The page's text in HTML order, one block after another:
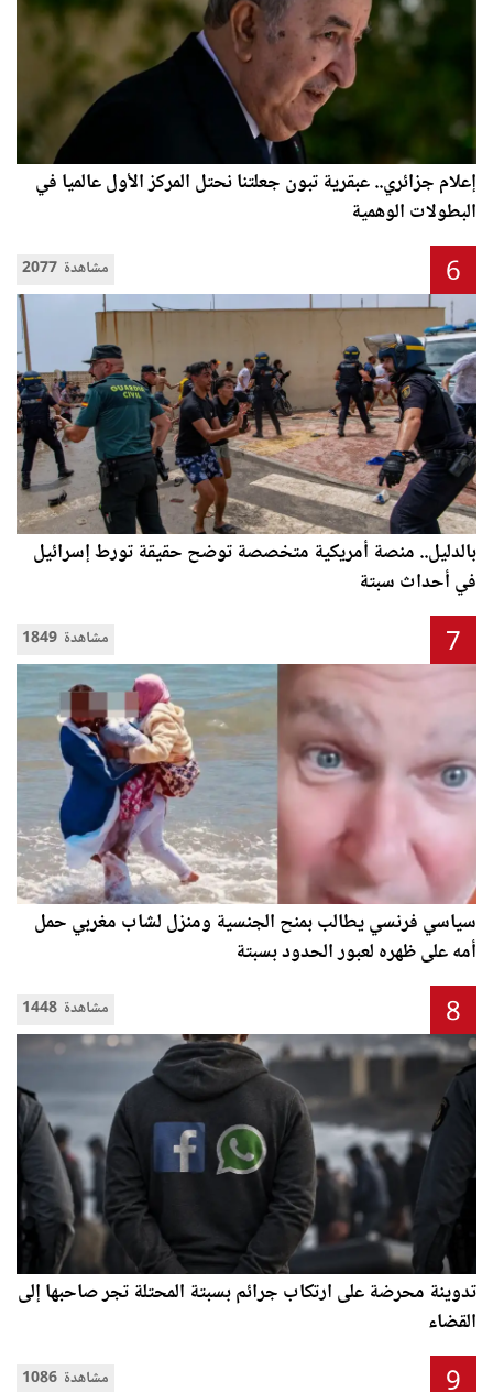
إعلام جزائري.. عبقرية تبون جعلتنا نحتل المركز الأول عالميا في
البطولات الوهمية
2077 مشاهدة 6
بالدليل.. منصة أمريكية متخصصة توضح حقيقة تورط إسرائيل
في أحداث سبتة
1849 مشاهدة 7
سياسي فرنسي يطالب بمنح الجنسية ومنزل لشاب مغربي حمل
أمه على ظهره لعبور الحدود بسبتة
1448 مشاهدة 8
تدوينة محرضة على ارتكاب جرائم بسبتة المحتلة تجر صاحبها إلى
القضاء
1086 مشاهدة